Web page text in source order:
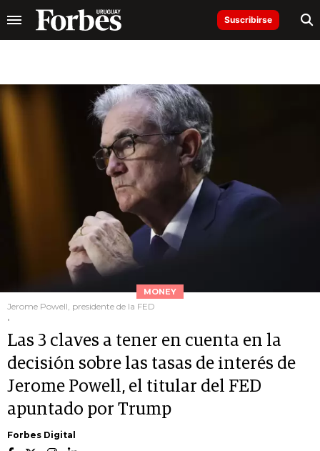
Suscribirse
MONEY
Jerome Powell, presidente de la FED
.
Las 3 claves a tener en cuenta en la
decisión sobre las tasas de interés de
Jerome Powell, el titular del FED
apuntado por Trump
Forbes Digital